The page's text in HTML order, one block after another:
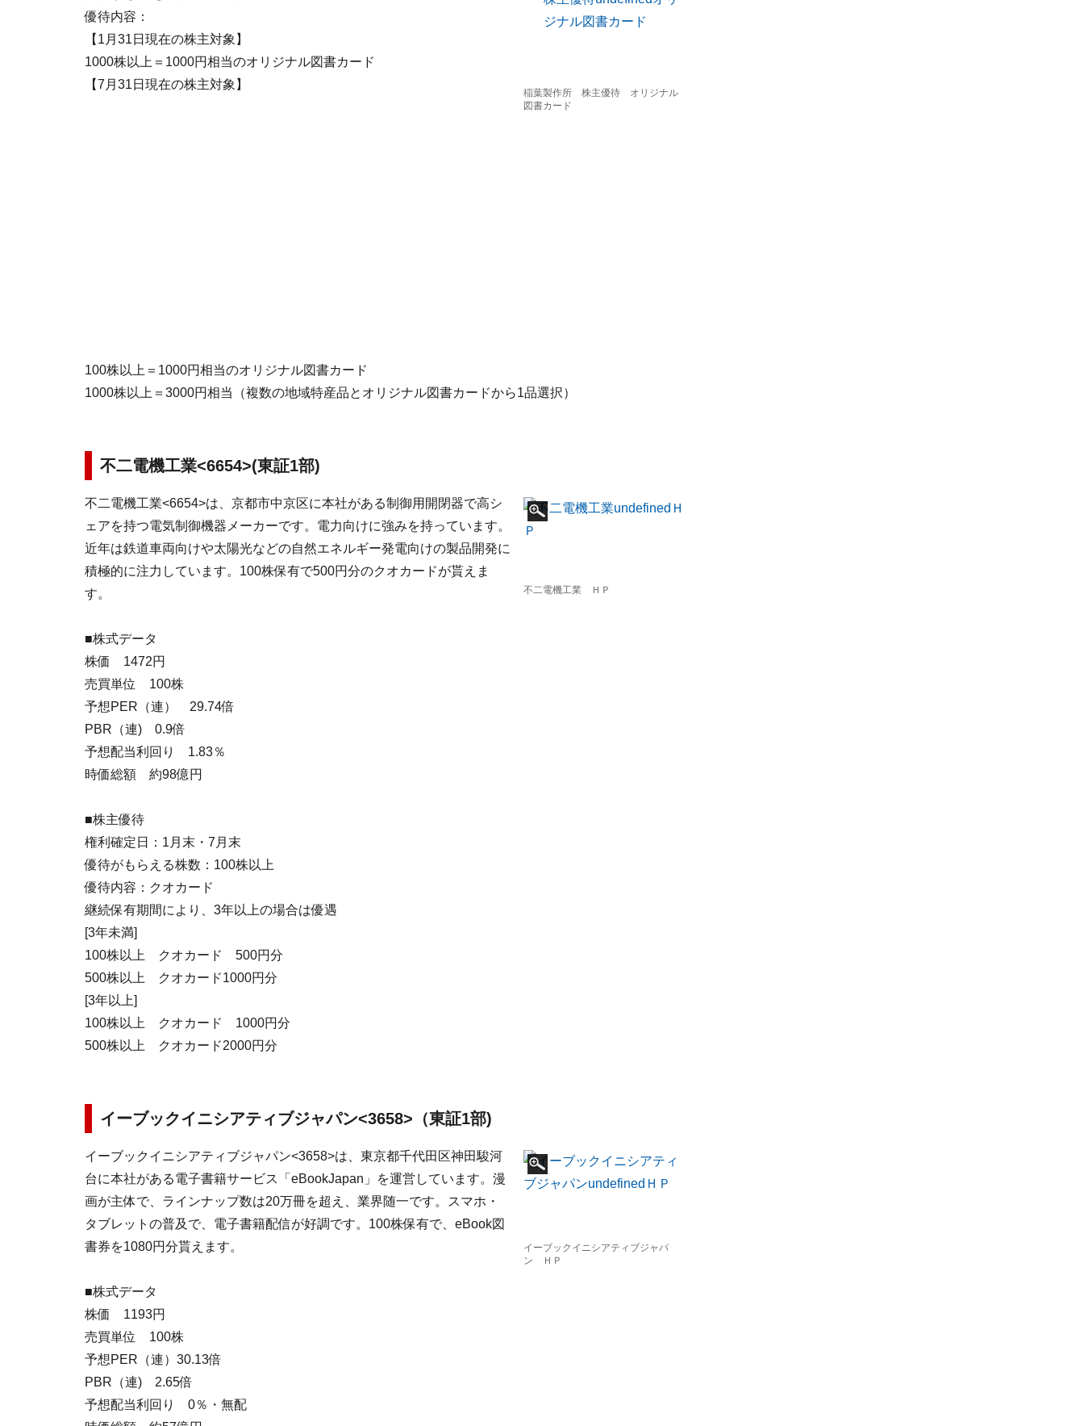
稲葉製作所 株主優待 オリジナル
図書カード
優待内容：
【1月31日現在の株主対象】
1000株以上＝1000円相当のオリジナル図書カード
【7月31日現在の株主対象】
100株以上＝1000円相当のオリジナル図書カード
1000株以上＝3000円相当（複数の地域特産品とオリジナル図書カードから1品選択）
不二電機工業<6654>(東証1部)
不二電機工業 ＨＰ
不二電機工業<6654>は、京都市中京区に本社がある制御用開閉器で高シ
ェアを持つ電気制御機器メーカーです。電力向けに強みを持っています。
近年は鉄道車両向けや太陽光などの自然エネルギー発電向けの製品開発に
積極的に注力しています。100株保有で500円分のクオカードが貰えま
す。
■株式データ
株価 1472円
売買単位 100株
予想PER（連） 29.74倍
PBR（連) 0.9倍
予想配当利回り 1.83％
時価総額 約98億円
■株主優待
権利確定日：1月末・7月末
優待がもらえる株数：100株以上
優待内容：クオカード
継続保有期間により、3年以上の場合は優遇
[3年未満]
100株以上 クオカード 500円分
500株以上 クオカード1000円分
[3年以上]
100株以上 クオカード 1000円分
500株以上 クオカード2000円分
イーブックイニシアティブジャパン<3658>（東証1部)
イーブックイニシアティブジャパ
ン ＨＰ
イーブックイニシアティブジャパン<3658>は、東京都千代田区神田駿河
台に本社がある電子書籍サービス「eBookJapan」を運営しています。漫
画が主体で、ラインナップ数は20万冊を超え、業界随一です。スマホ・
タブレットの普及で、電子書籍配信が好調です。100株保有で、eBook図
書券を1080円分貰えます。
■株式データ
株価 1193円
売買単位 100株
予想PER（連）30.13倍
PBR（連) 2.65倍
予想配当利回り 0％・無配